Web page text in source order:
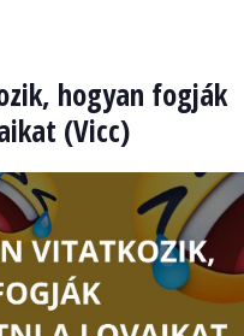
hogyan fogják
(Vicc)